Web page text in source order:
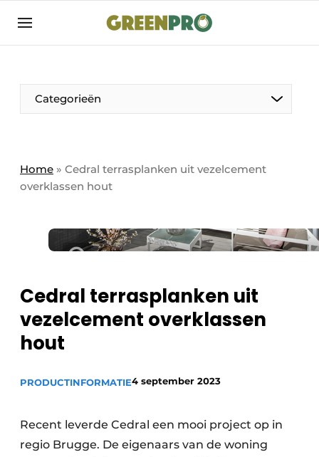
Aanmelden
Bedrijven
Bedrijven
Direct contact
Evenement aanmelden
groenprofessional
Meest gelezen
Podcasts
Privacy / Cookie statement
Vacature aanmelden
Categorieën
Home » Cedral terrasplanken uit vezelcement
overklassen hout
Cedral terrasplanken uit
vezelcement overklassen
hout
PRODUCTINFORMATIE4 september 2023
Recent leverde Cedral een mooi project op in
regio Brugge. De eigenaars van de woning